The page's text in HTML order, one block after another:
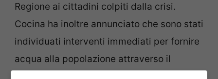
Regione ai cittadini colpiti dalla crisi.
Cocina ha inoltre annunciato che sono stati
individuati interventi immediati per fornire
acqua alla popolazione attraverso il